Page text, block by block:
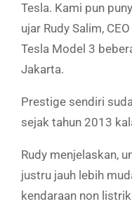
Tesla. Kami pun
ujar Rudy Salim,
Tesla Model 3
Jakarta.
Prestige sendiri
sejak tahun 2013
Rudy menjelaskan,
justru jauh lebih
kendaraan non